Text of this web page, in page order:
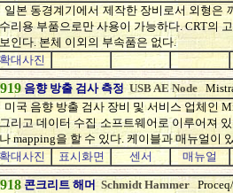
본 동경계기에서 제작한 장비로서 외형은
수리용 부품으로만 사용이 가능하다. CRT의
보인다. 본체 이외의 부속품은 없다.
확대사진
919 음향 방출 검사 측정 USB AE Node
국 음향 방출 검사 장비 및 서비스 업체인
그리고 데이터 수집 소프트웨어로 이루어져
나 mapping을 할 수 있다. 케이블과 매뉴얼이
확대사진
표시화면 센서 매뉴얼
918 콘크리트 해머 Schmidt Hammer